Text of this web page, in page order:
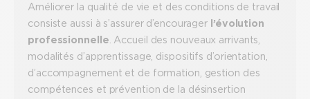
Améliorer la qualité de vie et des conditions de travail
consiste aussi à s’assurer d’encourager l’évolution
professionnelle . Accueil des nouveaux arrivants,
modalités d’apprentissage, dispositifs d’orientation,
d’accompagnement et de formation, gestion des
compétences et prévention de la désinsertion